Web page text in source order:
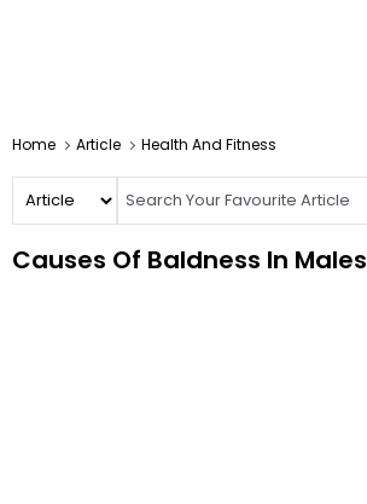
Home Article Health And Fitness
Causes Of Baldness In Males